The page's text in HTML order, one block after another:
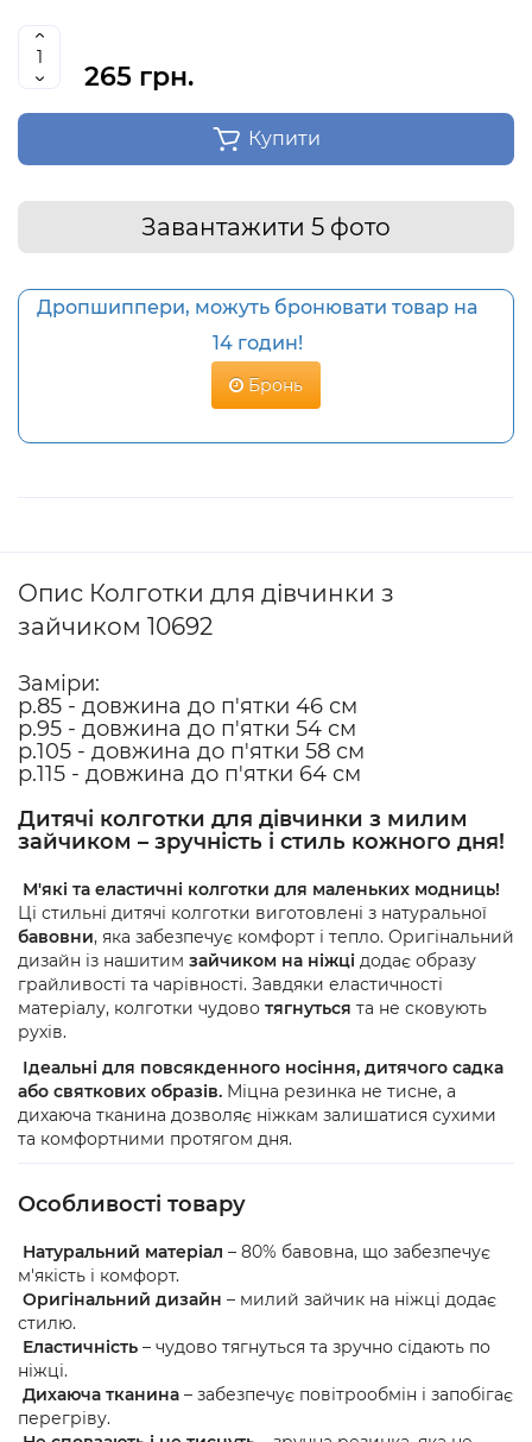
265 грн.
Купити
Завантажити 5 фото
Дропшиппери, можуть бронювати товар на
14 годин!
Бронь
Опис Колготки для дівчинки з
зайчиком 10692
Заміри:
р.85 - довжина до п'ятки 46 см
р.95 - довжина до п'ятки 54 см
р.105 - довжина до п'ятки 58 см
р.115 - довжина до п'ятки 64 см
Дитячі колготки для дівчинки з милим
зайчиком – зручність і стиль кожного дня!
М'які та еластичні колготки для маленьких модниць!
Ці стильні дитячі колготки виготовлені з натуральної
бавовни, яка забезпечує комфорт і тепло. Оригінальний
дизайн із нашитим зайчиком на ніжці додає образу
грайливості та чарівності. Завдяки еластичності
матеріалу, колготки чудово тягнуться та не сковують
рухів.
Ідеальні для повсякденного носіння, дитячого садка
або святкових образів. Міцна резинка не тисне, а
дихаюча тканина дозволяє ніжкам залишатися сухими
та комфортними протягом дня.
Особливості товару
Натуральний матеріал – 80% бавовна, що забезпечує
м'якість і комфорт.
Оригінальний дизайн – милий зайчик на ніжці додає
стилю.
Еластичність – чудово тягнуться та зручно сідають по
ніжці.
Дихаюча тканина – забезпечує повітрообмін і запобігає
перегріву.